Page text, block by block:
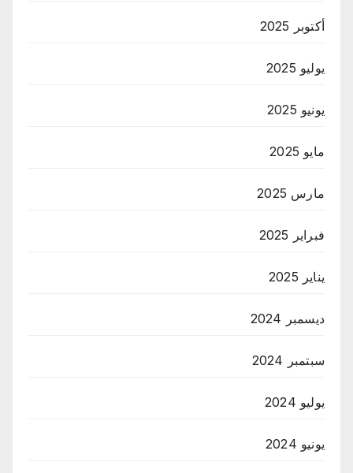
أكتوبر 2025
يوليو 2025
يونيو 2025
مايو 2025
مارس 2025
فبراير 2025
يناير 2025
ديسمبر 2024
سبتمبر 2024
يوليو 2024
يونيو 2024